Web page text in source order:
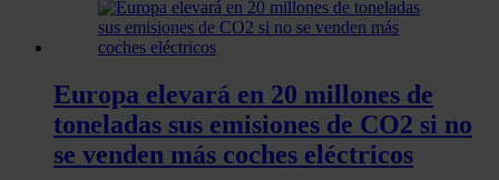
Europa elevará en 20 millones de
toneladas sus emisiones de CO2 si no
se venden más coches eléctricos